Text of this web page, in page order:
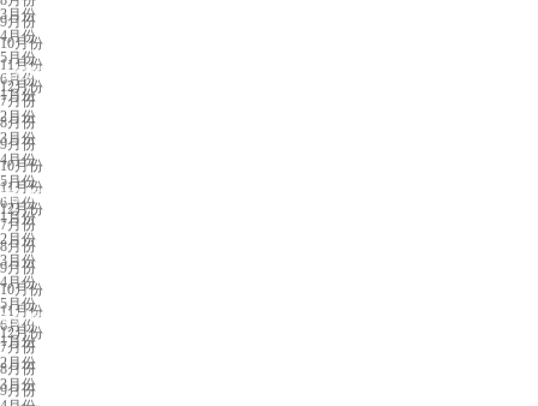
9月份
10月份
11月份
12月份
3月份
4月份
5月份
6月份
7月份
8月份
9月份
10月份
11月份
12月份
合肥展会排期
1月份
2月份
3月份
4月份
5月份
6月份
7月份
8月份
9月份
10月份
11月份
12月份
福州展会排期
1月份
2月份
3月份
4月份
5月份
6月份
7月份
8月份
9月份
兰州展会排期
1月份
2月份
3月份